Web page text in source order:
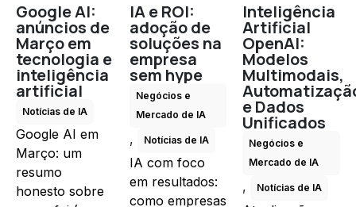
Google AI:
anúncios de
Março em
tecnologia e
inteligência
artificial
Notícias de IA
Google AI em
Março: um
resumo
honesto sobre
IA e ROI:
adoção de
soluções na
empresa
sem hype
Negócios e
Mercado de IA
, Notícias de IA
IA com foco
em resultados:
como empresas
Inteligência
Artificial
OpenAI:
Modelos
Multimodais,
e Dados
Unificados
Negócios e
Mercado de IA
, Notícias de IA